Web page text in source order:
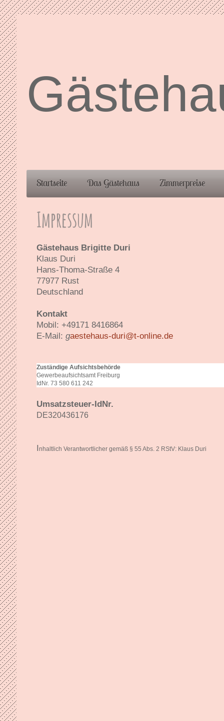
Startseite Das Gästehaus Zimmerpreise
Impressum
Gästehaus Brigitte Duri
Klaus Duri
Hans-Thoma-Straße 4
77977 Rust
Deutschland
Kontakt
Mobil: +49171 8416864
E-Mail: gaestehaus-duri@t-online.de
Zuständige Aufsichtsbehörde
Gewerbeaufsichtsamt Freiburg
IdNr. 73 580 611 242
Umsatzsteuer-IdNr.
DE320436176
Inhaltlich Verantwortlicher gemäß § 55 Abs. 2 RStV: Klaus Duri